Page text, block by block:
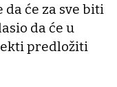
će za sve biti
da će u
predložiti